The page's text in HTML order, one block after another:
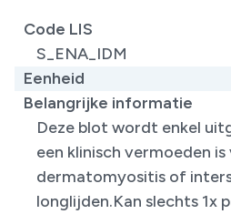
Code LIS
S_ENA_IDM
Eenheid
Belangrijke informatie
​Deze blot wordt enkel
een klinisch vermoeden
dermatomyositis of
longlijden.Kan slechts 1x